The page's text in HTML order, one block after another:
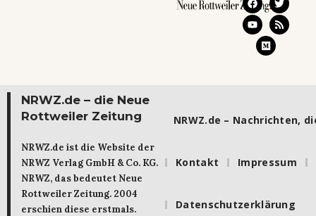
NRWZ.de – die Neue
Rottweiler Zeitung
NRWZ.de ist die Website der
NRWZ Verlag GmbH & Co. KG.
NRWZ, das bedeutet Neue
Rottweiler Zeitung. 2004
erschien diese erstmals.
NRWZ.de – Nachrichten,
Kontakt Impressum
Datenschutzerklärung